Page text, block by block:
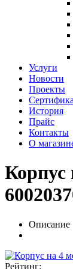
Услуги
Новости
Проекты
История
Прайс
Контакты
О
Корпус
Описание
Рейтинг: